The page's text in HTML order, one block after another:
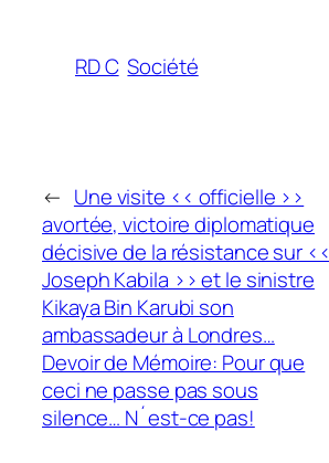
RD C Société
← Une visite << officielle >>
avortée, victoire diplomatique
décisive de la résistance sur <<
Joseph Kabila >> et le sinistre
Kikaya Bin Karubi son
ambassadeur à Londres…
Devoir de Mémoire: Pour que
ceci ne passe pas sous
silence… N´est-ce pas!